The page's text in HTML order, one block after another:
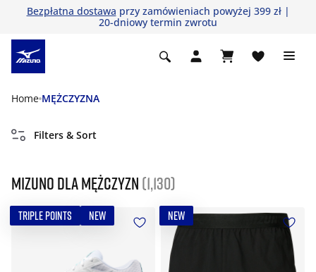
Bezpłatna dostawa przy zamówieniach powyżej 399 zł |
20-dniowy termin zwrotu
Home MĘŻCZYZNA
Filters & Sort
Mizuno dla mężczyzn (1,130)
TRIPLE POINTS NEW NEW